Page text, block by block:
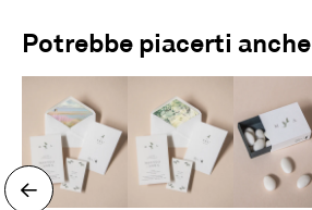
Potrebbe piacerti anche